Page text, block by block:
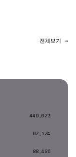
전체보기 →
449,073
67,174
88,426